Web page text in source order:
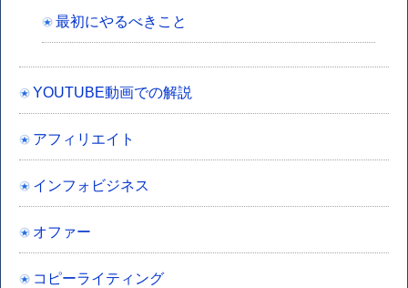
最初にやるべきこと
YOUTUBE動画での解説
アフィリエイト
インフォビジネス
オファー
コピーライティング